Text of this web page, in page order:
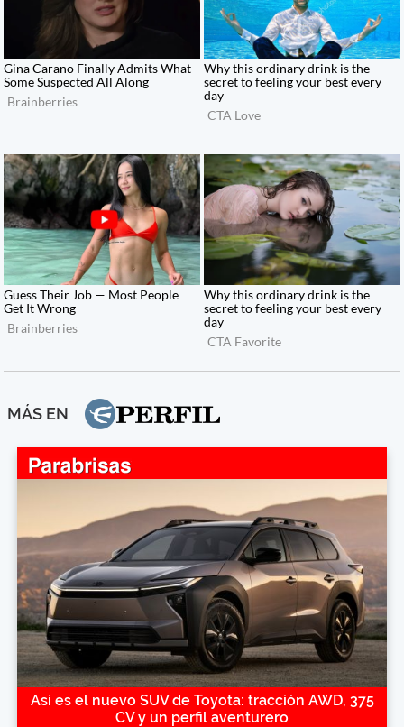
MÁS EN
Así es el nuevo SUV de Toyota: tracción AWD, 375
CV y un perfil aventurero